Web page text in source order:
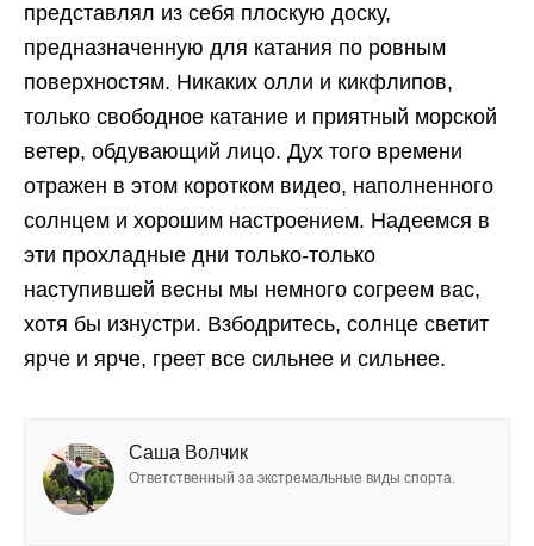
представлял из себя плоскую доску,
предназначенную для катания по ровным
поверхностям. Никаких олли и кикфлипов,
только свободное катание и приятный морской
ветер, обдувающий лицо. Дух того времени
отражен в этом коротком видео, наполненного
солнцем и хорошим настроением. Надеемся в
эти прохладные дни только-только
наступившей весны мы немного согреем вас,
хотя бы изнустри. Взбодритесь, солнце светит
ярче и ярче, греет все сильнее и сильнее.
Саша Волчик
Ответственный за экстремальные виды спорта.